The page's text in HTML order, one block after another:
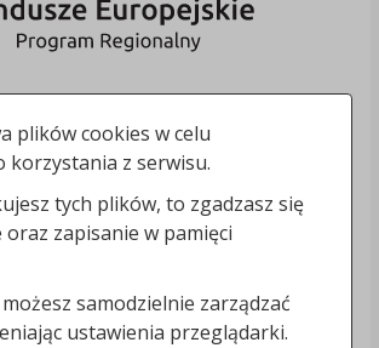
plików cookies w celu
korzystania z serwisu.
tych plików, to zgadzasz się
oraz zapisanie w pamięci
samodzielnie zarządzać
ustawienia przeglądarki.